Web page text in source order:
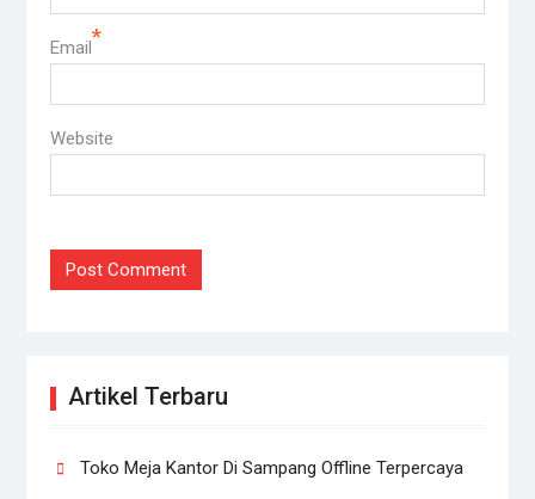
Email*
Website
Artikel Terbaru
Toko Meja Kantor Di Sampang Offline Terpercaya